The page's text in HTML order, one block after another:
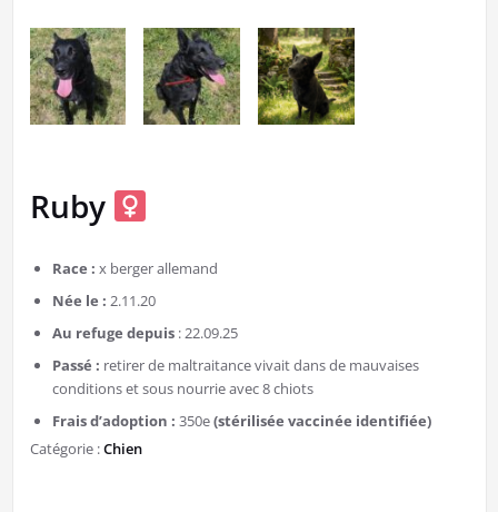
Ruby
Race : x berger allemand
Née le : 2.11.20
Au refuge depuis : 22.09.25
Passé : retirer de maltraitance vivait dans de mauvaises
conditions et sous nourrie avec 8 chiots
Frais d’adoption : 350e(stérilisée vaccinée identifiée)
Catégorie :Chien